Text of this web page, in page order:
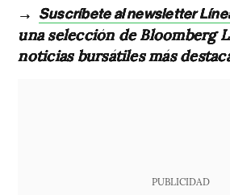
→ Suscríbete al newsletter
una selección de Bloomberg
noticias bursátiles más
PUBLICIDAD